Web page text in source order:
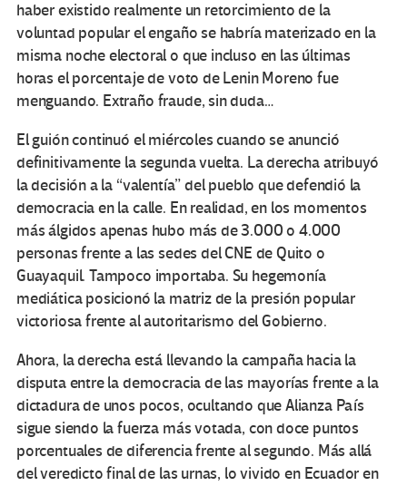
haber existido realmente un retorcimiento de la
voluntad popular el engaño se habría materizado en la
misma noche electoral o que incluso en las últimas
horas el porcentaje de voto de Lenin Moreno fue
menguando. Extraño fraude, sin duda…
El guión continuó el miércoles cuando se anunció
definitivamente la segunda vuelta. La derecha atribuyó
la decisión a la “valentía” del pueblo que defendió la
democracia en la calle. En realidad, en los momentos
más álgidos apenas hubo más de 3.000 o 4.000
personas frente a las sedes del CNE de Quito o
Guayaquil. Tampoco importaba. Su hegemonía
mediática posicionó la matriz de la presión popular
victoriosa frente al autoritarismo del Gobierno.
Ahora, la derecha está llevando la campaña hacia la
disputa entre la democracia de las mayorías frente a la
dictadura de unos pocos, ocultando que Alianza País
sigue siendo la fuerza más votada, con doce puntos
porcentuales de diferencia frente al segundo. Más allá
del veredicto final de las urnas, lo vivido en Ecuador en